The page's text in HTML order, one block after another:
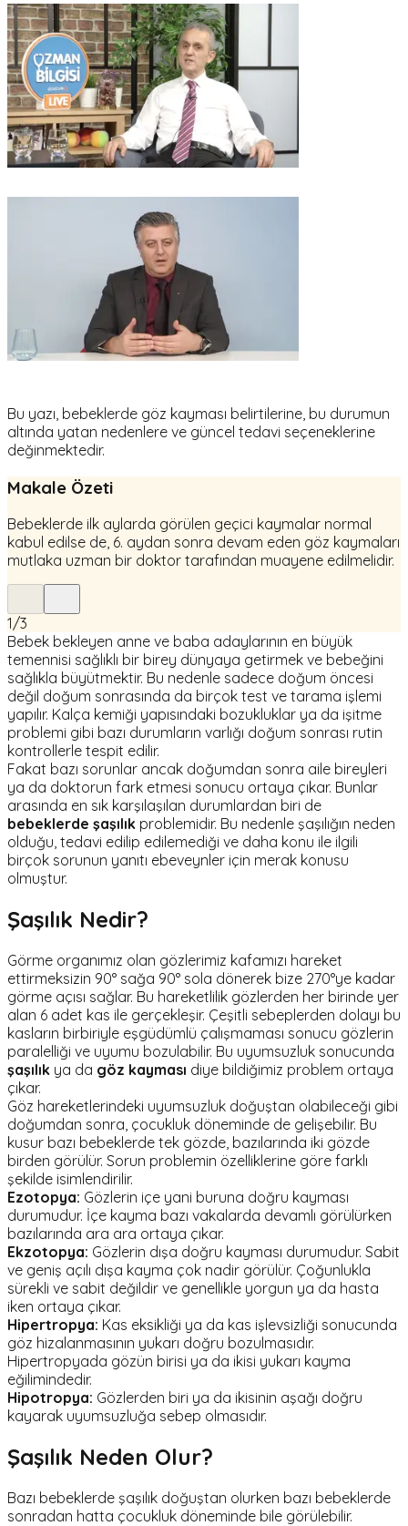
Bu yazı, bebeklerde göz kayması belirtilerine, bu durumun
altında yatan nedenlere ve güncel tedavi seçeneklerine
değinmektedir.
Makale Özeti
Bebeklerde ilk aylarda görülen geçici kaymalar normal
kabul edilse de, 6. aydan sonra devam eden göz kaymaları
mutlaka uzman bir doktor tarafından muayene edilmelidir.
1/3
Bebek bekleyen anne ve baba adaylarının en büyük
temennisi sağlıklı bir birey dünyaya getirmek ve bebeğini
sağlıkla büyütmektir. Bu nedenle sadece doğum öncesi
değil doğum sonrasında da birçok test ve tarama işlemi
yapılır. Kalça kemiği yapısındaki bozukluklar ya da işitme
problemi gibi bazı durumların varlığı doğum sonrası rutin
kontrollerle tespit edilir.
Fakat bazı sorunlar ancak doğumdan sonra aile bireyleri
ya da doktorun fark etmesi sonucu ortaya çıkar. Bunlar
arasında en sık karşılaşılan durumlardan biri de
bebeklerde şaşılık problemidir. Bu nedenle şaşılığın neden
olduğu, tedavi edilip edilemediği ve daha konu ile ilgili
birçok sorunun yanıtı ebeveynler için merak konusu
olmuştur.
Şaşılık Nedir?
Görme organımız olan gözlerimiz kafamızı hareket
ettirmeksizin 90° sağa 90° sola dönerek bize 270°ye kadar
görme açısı sağlar. Bu hareketlilik gözlerden her birinde yer
alan 6 adet kas ile gerçekleşir. Çeşitli sebeplerden dolayı bu
kasların birbiriyle eşgüdümlü çalışmaması sonucu gözlerin
paralelliği ve uyumu bozulabilir. Bu uyumsuzluk sonucunda
şaşılık ya da göz kayması diye bildiğimiz problem ortaya
çıkar.
Göz hareketlerindeki uyumsuzluk doğuştan olabileceği gibi
doğumdan sonra, çocukluk döneminde de gelişebilir. Bu
kusur bazı bebeklerde tek gözde, bazılarında iki gözde
birden görülür. Sorun problemin özelliklerine göre farklı
şekilde isimlendirilir.
Ezotopya: Gözlerin içe yani buruna doğru kayması
durumudur. İçe kayma bazı vakalarda devamlı görülürken
bazılarında ara ara ortaya çıkar.
Ekzotopya: Gözlerin dışa doğru kayması durumudur. Sabit
ve geniş açılı dışa kayma çok nadir görülür. Çoğunlukla
sürekli ve sabit değildir ve genellikle yorgun ya da hasta
iken ortaya çıkar.
Hipertropya: Kas eksikliği ya da kas işlevsizliği sonucunda
göz hizalanmasının yukarı doğru bozulmasıdır.
Hipertropyada gözün birisi ya da ikisi yukarı kayma
eğilimindedir.
Hipotropya: Gözlerden biri ya da ikisinin aşağı doğru
kayarak uyumsuzluğa sebep olmasıdır.
Şaşılık Neden Olur?
Bazı bebeklerde şaşılık doğuştan olurken bazı bebeklerde
sonradan hatta çocukluk döneminde bile görülebilir.